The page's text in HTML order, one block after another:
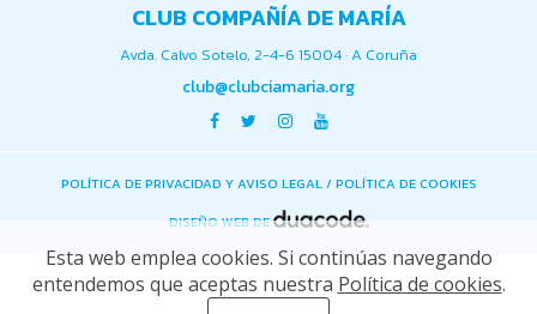
CLUB COMPAÑÍA DE MARÍA
Avda. Calvo Sotelo, 2-4-6 15004 · A Coruña
club@clubciamaria.org
POLÍTICA DE PRIVACIDAD Y AVISO LEGAL/ POLÍTICA DE COOKIES
DISEÑO WEB DE
Esta web emplea cookies. Si continúas navegando
entendemos que aceptas nuestra Política de cookies.